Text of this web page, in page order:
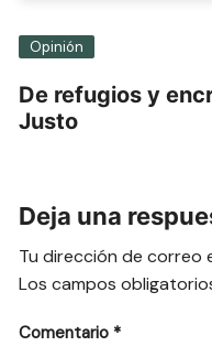
Opinión
De refugios y
Justo
Deja una
Tu dirección de correo
Los campos
Comentario *